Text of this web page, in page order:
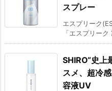
スプレー
エスプリーク
「エスプリー
SHIRO“史上
スメ、超冷
容液UV